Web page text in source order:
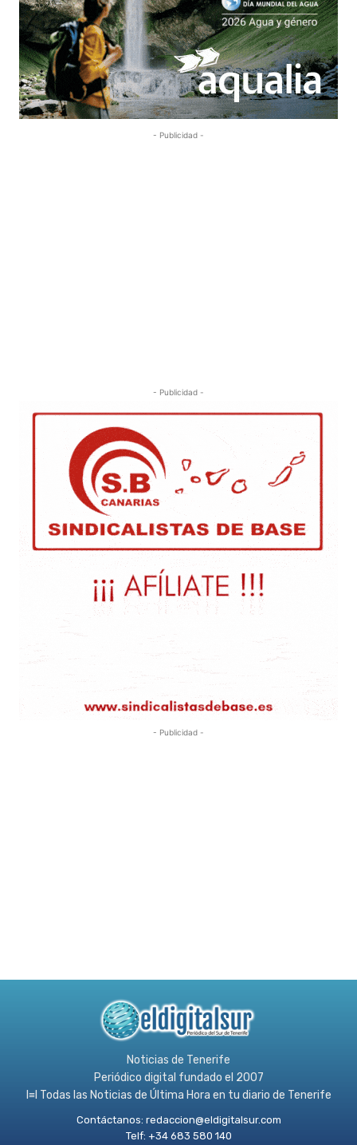
- Publicidad -
- Publicidad -
- Publicidad -
Noticias de Tenerife
Periódico digital fundado el 2007
l≡l Todas las Noticias de Última Hora en tu diario de Tenerife
Contáctanos: redaccion@eldigitalsur.com
Telf: +34 683 580 140